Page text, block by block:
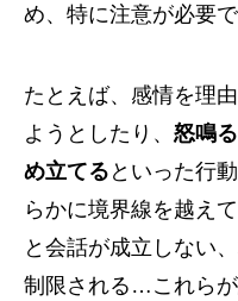
め、特に注意が必要で
たとえば、感情を理
ようとしたり、 怒鳴
め立てる といった行
らかに境界線を越え
と会話が成立しない
制限される…これら